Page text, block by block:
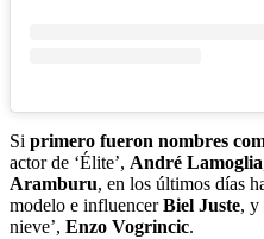
Si primero fueron nombres
actor de ‘Élite’, André Lamoglia
Aramburu, en los últimos días
modelo e influencerBiel Juste, y
nieve’, Enzo Vogrincic.